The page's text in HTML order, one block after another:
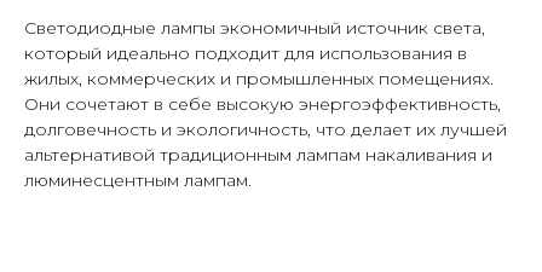
Светодиодные лампы экономичный источник света,
который идеально подходит для использования в
жилых, коммерческих и промышленных помещениях.
Они сочетают в себе высокую энергоэффективность,
долговечность и экологичность, что делает их лучшей
альтернативой традиционным лампам накаливания и
люминесцентным лампам.